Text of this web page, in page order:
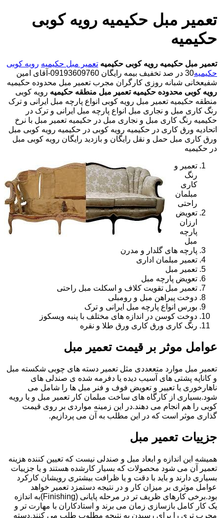
تعمیر مبل حکیمیه رویه کوبی
حکیمیه
تعمیر مبل حکیمیه رویه کوبی حکیمیه تعمیر مبل حکیمیه رویه کوبی
حکیمیه
30 در صد تخفیف بیمه رایگان 09193609760-آقای امین
شفیعخانی شبانه روزی کارگران مجرب تعمیر مبل محدوده حکیمیه
رویه کوبی محدوده حکیمیه تعمیر مبل منطقه حکیمیه رویه کوبی
منطقه حکیمیه تعمیر مبل رویه کوبی انواع پارچه مبل ایرانی و ترک
رنگ کاری مبل و نجاری مبل انواع پارچه مبل ایرانی و ترک در
حکیمیه رنگ کاری مبل و نجاری مبل در حکیمیه تعمیر مبل با نرخ
اتحادیه ورق کاری در حکیمیه رویه کوبی در حکیمیه رویه کوبی مبل
ورق کاری مبل حمل و نقل رایگان و بازدید رایگان رویه کوبی مبل
در حکیمیه
تعمیر و
رنگ
کاری
مبلمان
راحتی
تعویض
ارزان
پارچه
مبل
پارچه های گلدار و مدرن
تعمیر مبلمان اداری
تعمیر مبل
تعویض پارچه مبل
تعمیر مبل تقویت کلاف و اسکلت مبل راحتی
دوخت پیراهن مبل و رومبلی
بورس انواع پارچه مبل ایرانی و ترک
دوخت کوسن در اندازه های مختلف با پنبه ویسکوز
رنگ کاری ورق کاری ورق طلا و نقره
عوامل موثر بر قیمت تعمیر مبل
تعمیر مبل موارد متععددی مثل تعمیر دسته های چوبی شکسته مبل
و کاناپه پشتی های آسیب دیده یا دفرمه شده ی صندلی های
ناهارخوری یا تعییر و تعویض فوف و فنر مبل ها را شامل می
شود.بسیاری از کارگاه های ساخت مبلمان کار تعمیر مبل و یا رویه
کوبی را هم انجام می دهند.در این زمینه مواردی بر روی قیمت
گذاری موثر است که در این مطلب به آن می پردازیم.
جزییات تعمیر مبل
همیشه این اندازه و ابعاد مبل و صندلی نیست که تعیین کننده هزینه
تعمیر آن می شود محصولات که بسیار کارشده هستند و یا جزییات
بسیاری دارند و باید با دقت و یا ظرافت بیشتری رویشان کارکرد
عوامل موثری بر میزان کار و در نتیجه دستمزد تعمیر خواهد
بود.برخی کارهای ظریف تر در مرحله پایانی (Finishing)به اندازه
یک کار کامل بازسازی زمان می برند و استادکاران با مهارت تر و
مجرب تری را برای رسیدن به نتیجه مطلوب طلب می کنند.دسته